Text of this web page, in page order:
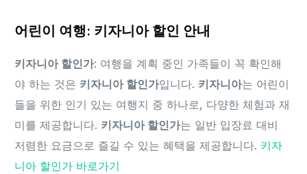
어린이 여행: 키자니아 할인 안내
키자니아 할인가: 여행을 계획 중인 가족들이 꼭 확인해
야 하는 것은 키자니아 할인가입니다. 키자니아는 어린이
들을 위한 인기 있는 여행지 중 하나로, 다양한 체험과 재
미를 제공합니다. 키자니아 할인가는 일반 입장료 대비
저렴한 요금으로 즐길 수 있는 혜택을 제공합니다. 키자
니아 할인가 바로가기